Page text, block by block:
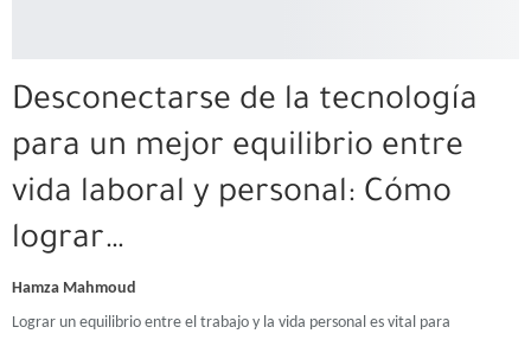
Desconectarse de la tecnología
para un mejor equilibrio entre
vida laboral y personal: Cómo
lograr…
Hamza Mahmoud
Lograr un equilibrio entre el trabajo y la vida personal es vital para